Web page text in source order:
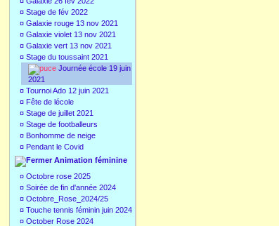
¤ Stage de fév 2022
¤ Galaxie rouge 13 nov 2021
¤ Galaxie violet 13 nov 2021
¤ Galaxie vert 13 nov 2021
¤ Stage du toussaint 2021
Journée école 19 juin
2021
¤ Tournoi Ado 12 juin 2021
¤ Fête de lécole
¤ Stage de juillet 2021
¤ Stage de footballeurs
¤ Bonhomme de neige
¤ Pendant le Covid
Animation féminine
¤ Octobre rose 2025
¤ Soirée de fin d'année 2024
¤ Octobre_Rose_2024/25
¤ Touche tennis féminin juin 2024
¤ October Rose 2024